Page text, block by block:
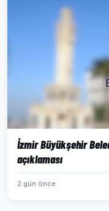
İzmir Büyükşehir
açıklaması
2 gün önce